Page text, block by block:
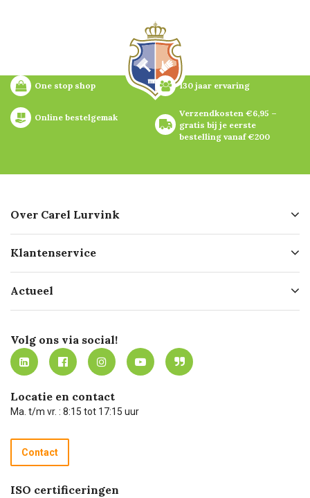
One stop shop 130 jaar ervaring
Online bestelgemak
Verzendkosten €6,95 –
gratis bij je eerste
bestelling vanaf €200
Over Carel Lurvink
Geschiedenis
Missie
Certificering
Werken bij Carel Lurvink
MVO
Klantenservice
Bezorgen
Mijn Carel Lurvink
Mijn Carel Lurvink instructievideo's
Carel Lurvink App
Hulp op afstand
Technische dienst
Recycle programma
Betalen
Actueel
Innovation LAB
Tevreden klanten
Carel Lurvink Blog
Carel de podcast
Volg ons via social!
Locatie en contact
Ma. t/m vr. : 8:15 tot 17:15 uur
Contact
ISO certificeringen